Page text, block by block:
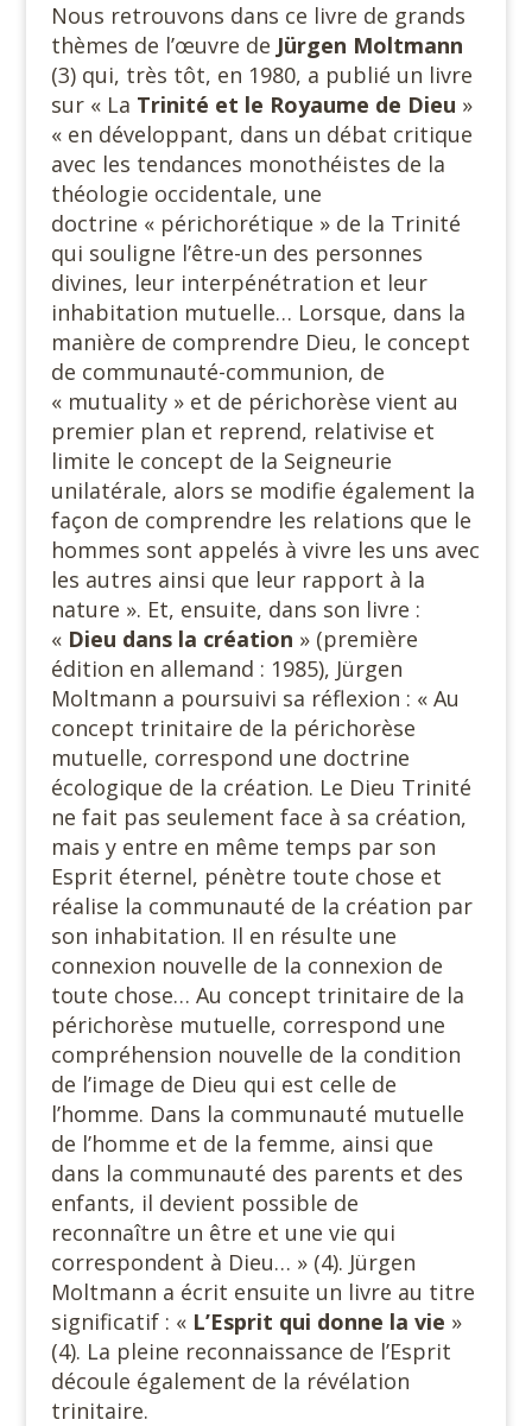
Nous retrouvons dans ce livre de grands
thèmes de l’œuvre de Jürgen Moltmann
(3) qui, très tôt, en 1980, a publié un livre
sur « La Trinité et le Royaume de Dieu »
« en développant, dans un débat critique
avec les tendances monothéistes de la
théologie occidentale, une
doctrine « périchorétique » de la Trinité
qui souligne l’être-un des personnes
divines, leur interpénétration et leur
inhabitation mutuelle… Lorsque, dans la
manière de comprendre Dieu, le concept
de communauté-communion, de
« mutuality » et de périchorèse vient au
premier plan et reprend, relativise et
limite le concept de la Seigneurie
unilatérale, alors se modifie également la
façon de comprendre les relations que le
hommes sont appelés à vivre les uns avec
les autres ainsi que leur rapport à la
nature ». Et, ensuite, dans son livre :
« Dieu dans la création » (première
édition en allemand : 1985), Jürgen
Moltmann a poursuivi sa réflexion : « Au
concept trinitaire de la périchorèse
mutuelle, correspond une doctrine
écologique de la création. Le Dieu Trinité
ne fait pas seulement face à sa création,
mais y entre en même temps par son
Esprit éternel, pénètre toute chose et
réalise la communauté de la création par
son inhabitation. Il en résulte une
connexion nouvelle de la connexion de
toute chose… Au concept trinitaire de la
périchorèse mutuelle, correspond une
compréhension nouvelle de la condition
de l’image de Dieu qui est celle de
l’homme. Dans la communauté mutuelle
de l’homme et de la femme, ainsi que
dans la communauté des parents et des
enfants, il devient possible de
reconnaître un être et une vie qui
correspondent à Dieu… » (4). Jürgen
Moltmann a écrit ensuite un livre au titre
significatif : « L’Esprit qui donne la vie »
(4). La pleine reconnaissance de l’Esprit
découle également de la révélation
trinitaire.